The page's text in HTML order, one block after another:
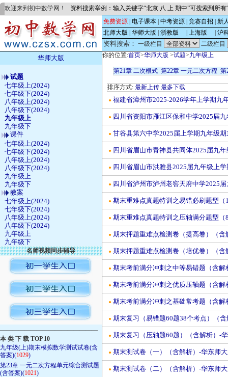
欢迎来到初中数学网！ 资料搜索举例：输入关键字“北京 八 上 期中”可搜索到所
免费资源 电子课本 中考资源 竞赛自招
新
北师大版
华师大版 浙教版 上海版 沪
资料搜索： 一级栏目 二级栏目
华师大版
试题
七年级上(2024)
七年级下(2024)
八年级上(2024)
八年级下(2024)
九年级上
九年级下
课件
七年级上(2024)
七年级下(2024)
八年级上(2024)
八年级下(2024)
九年级上
九年级下
教案
七年级上(2024)
七年级下(2024)
八年级上(2024)
八年级下(2024)
九年级上
九年级下
名师视频同步辅导
————————————————
本 类 下 载 TOP 10
九年级(上)期末模拟数学测试试卷(含
答案)(1029)
第23章 一元二次方程单元综合测试题
(含答案)(1021)
你的位置:首页>华师大版 >试题>九年级上
第21章 二次根式 第22章 一元二次方程 第
排序方式: 最新上传 最多下载
● 福建省漳州市2025-2026学年上学期九
● 四川省资阳市雁江区保和中学2025届
● 甘谷县第六中学2025届上学期九年级
● 四川省眉山市青神县共同体2025届九
● 四川省眉山市洪雅县2025届九年级上
● 四川省泸州市泸州老窖天府中学2025
● 期末重难点真题特训之易错必刷题型
● 期末重难点真题特训之压轴满分题型
● 期末押题重难点检测卷（提高卷）（
● 期末押题重难点检测卷（培优卷）（
● 期末考前满分冲刺之中等易错题（含解
● 期末考前满分冲刺之优质压轴题（含解
● 期末考前满分冲刺之基础常考题（含解
● 期末复习（易错题60题38个考点）（
● 期末复习（压轴题60题）（含解析）-
● 期末测试卷（一）（含解析）-华东师
● 期末测试卷（二）（含解析）-华东师